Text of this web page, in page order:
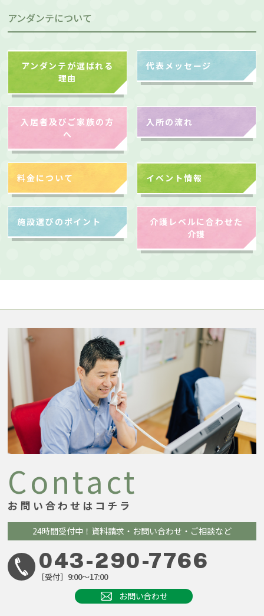
アンダンテについて
アンダンテが選ばれる
理由
代表メッセージ
入居者及びご家族の方
へ
入所の流れ
料金について イベント情報
施設選びのポイント
介護レベルに合わせた
介護
Contact
お問い合わせはコチラ
24時間受付中！ 資料請求・お問い合わせ・ご相談など
043-290-7766
［受付］9:00～17:00
お問い合わせ